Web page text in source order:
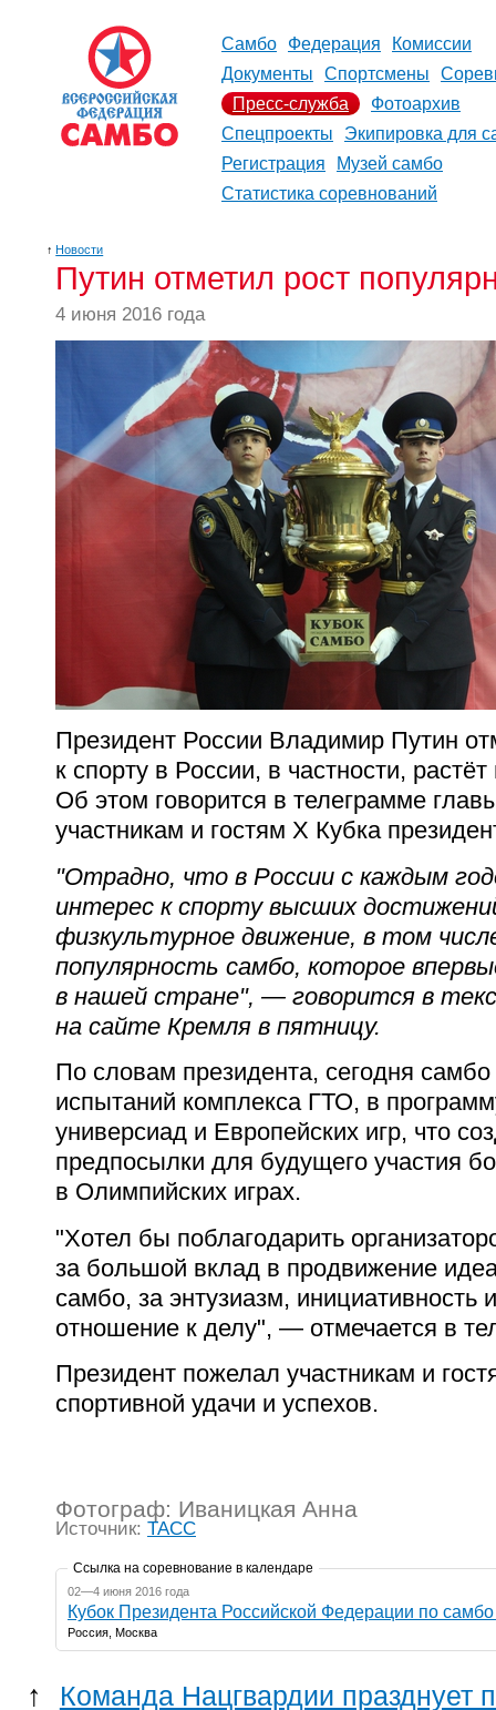
Самбо Федерация
Комиссии
Документы
Спортсмены
Пресс-служба
Фотоархив
Спецпроекты
Экипировка для
Регистрация
Музей самбо
Статистика соревнований
↑ Новости
Путин отметил рост
4 июня 2016 года
Президент России Владимир Путин
к спорту в России, в частности,
Об этом говорится в телеграмме
участникам и гостям X Кубка
"Отрадно, что в России с каждым
интерес к спорту высших
физкультурное движение, в том
популярность самбо, которое
в нашей стране", — говорится в
на сайте Кремля в пятницу.
По словам президента, сегодня самбо
испытаний комплекса ГТО, в
универсиад и Европейских игр, что
предпосылки для будущего участия
в Олимпийских играх.
"Хотел бы поблагодарить
за большой вклад в продвижение
самбо, за энтузиазм, инициативность
отношение к делу", — отмечается в
Президент пожелал участникам и
спортивной удачи и успехов.
Фотограф: Иваницкая Анна
Источник: ТАСС
Ссылка на соревнование в календаре
02—4 июня 2016 года
Кубок Президента Российской Федерации по
Россия, Москва
↑ Команда Нацгвардии